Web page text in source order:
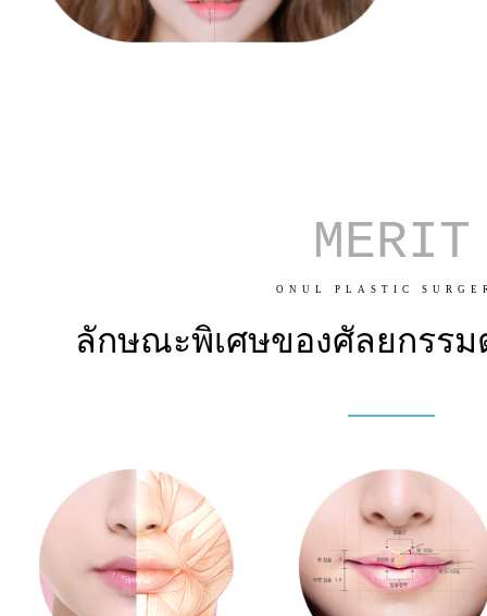
MERIT
ONUL PLASTIC
ลักษณะพิเศษของศัลยกรร